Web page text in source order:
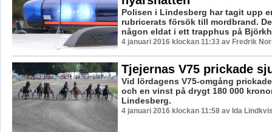
Polisen i Lindesberg har tagit upp
rubricerats försök till mordbrand.
någon eldat i ett trapphus på
4 januari 2016 klockan 11:33 av Fredrik
Tjejernas V75 prickade
Vid lördagens V75-omgång
och en vinst på drygt 180 000
Lindesberg.
4 januari 2016 klockan 11:58 av Ida